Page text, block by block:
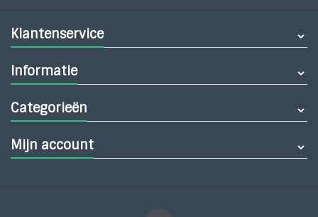
Klantenservice
Informatie
Categorieën
Mijn account